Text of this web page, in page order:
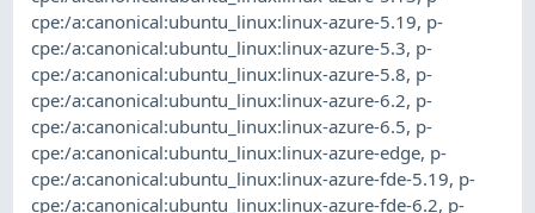
cpe:/a:canonical:ubuntu_linux:linux-azure-5.19, p-
cpe:/a:canonical:ubuntu_linux:linux-azure-5.3, p-
cpe:/a:canonical:ubuntu_linux:linux-azure-5.8, p-
cpe:/a:canonical:ubuntu_linux:linux-azure-6.2, p-
cpe:/a:canonical:ubuntu_linux:linux-azure-6.5, p-
cpe:/a:canonical:ubuntu_linux:linux-azure-edge, p-
cpe:/a:canonical:ubuntu_linux:linux-azure-fde-5.19, p-
cpe:/a:canonical:ubuntu_linux:linux-azure-fde-6.2, p-